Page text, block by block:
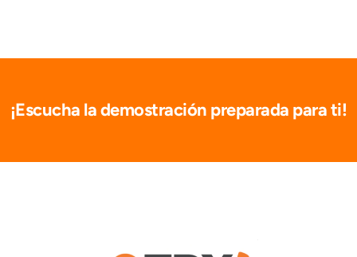
¡Escucha la demostración preparada para ti!